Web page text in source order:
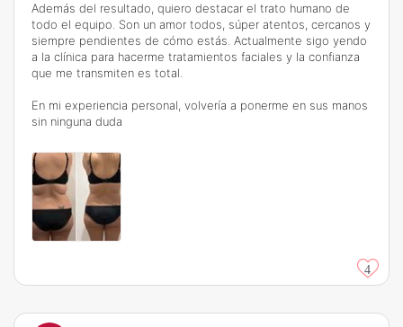
Además del resultado, quiero destacar el trato humano de
todo el equipo. Son un amor todos, súper atentos, cercanos y
siempre pendientes de cómo estás. Actualmente sigo yendo
a la clínica para hacerme tratamientos faciales y la confianza
que me transmiten es total.
En mi experiencia personal, volvería a ponerme en sus manos
sin ninguna duda
4